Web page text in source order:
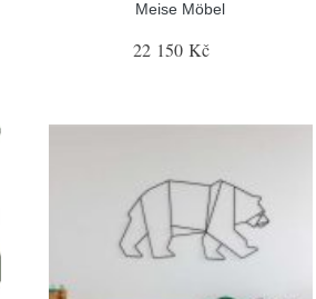
Meise Möbel
22 150 Kč